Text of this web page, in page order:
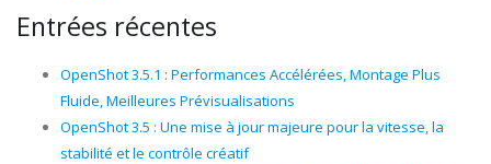
Entrées récentes
OpenShot 3.5.1 : Performances Accélérées, Montage Plus
Fluide, Meilleures Prévisualisations
OpenShot 3.5 : Une mise à jour majeure pour la vitesse, la
stabilité et le contrôle créatif